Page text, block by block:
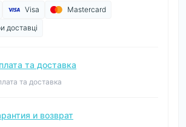
Visa
Mastercard
доставці
та доставка
та доставка
и возврат